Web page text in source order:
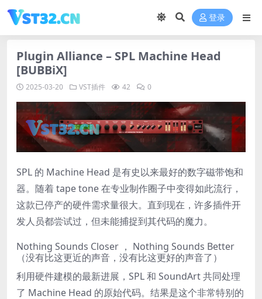
登录
Plugin Alliance – SPL Machine Head
[BUBBiX]
2025-03-20 VST插件 42 0
SPL 的 Machine Head 是有史以来最好的数字磁带饱和
器。随着 tape tone 在专业制作圈子中变得如此流行，
这款已停产的硬件需求量很大。直到现在，许多插件开
发人员都尝试过，但未能捕捉到其代码的魔力。
Nothing Sounds Closer ， Nothing Sounds Better
（没有比这更近的声音，没有比这更好的声音了）
利用硬件建模的最新进展，SPL 和 SoundArt 共同处理
了 Machine Head 的原始代码。结果是这个非常特别的